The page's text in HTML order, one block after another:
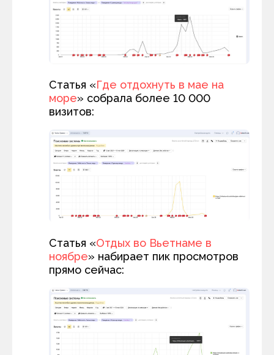
Статья «Где отдохнуть в мае на
море» собрала более 10 000
визитов:
Статья «Отдых во Вьетнаме в
ноябре» набирает пик просмотров
прямо сейчас: